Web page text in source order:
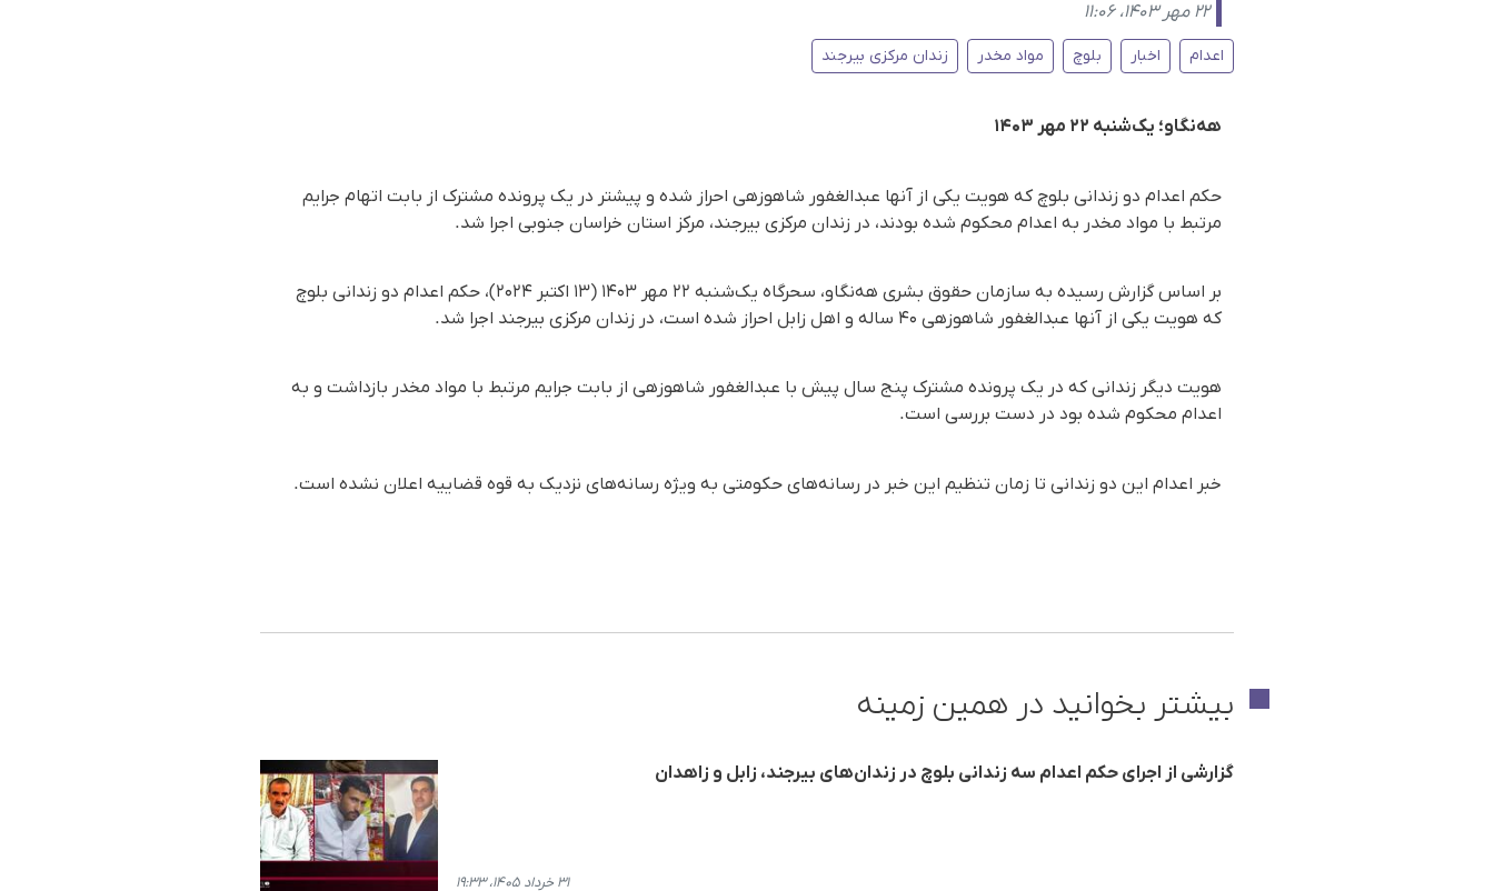
۲۲ مهر ۱۴۰۳، ۱۱:۰۶
اعدام اخبار بلوچ مواد مخدر زندان مرکزی بیرجند
هه‌نگاو؛ یک‌شنبه ۲۲ مهر ۱۴۰۳
حکم اعدام دو زندانی بلوچ که هویت یکی از آنها عبدالغفور شاهوزهی احراز شده و پیشتر در یک پرونده مشترک از بابت اتهام جرایم
مرتبط با مواد مخدر به اعدام محکوم شده بودند، در زندان مرکزی بیرجند، مرکز استان خراسان جنوبی اجرا شد.
بر اساس گزارش رسیده به سازمان حقوق بشری هه‌نگاو، سحرگاه یک‌شنبه ۲۲ مهر ۱۴۰۳ (۱۳ اکتبر ۲۰۲۴)، حکم اعدام دو زندانی بلوچ
که هویت یکی از آنها عبدالغفور شاهوزهی ۴۰ ساله و اهل زابل احراز شده است، در زندان مرکزی بیرجند اجرا شد.
هویت دیگر زندانی که در یک پرونده مشترک پنج سال پیش با عبدالغفور شاهوزهی از بابت جرایم مرتبط با مواد مخدر بازداشت و به
اعدام محکوم شده بود در دست بررسی است.
خبر اعدام این دو زندانی تا زمان تنظیم این خبر در رسانه‌های حکومتی به ویژه رسانه‌های نزدیک به قوه قضاییه اعلان نشده است.
بیشتر بخوانید در همین زمینه
گزارشی از اجرای حکم اعدام سه زندانی بلوچ در زندان‌های بیرجند، زابل و زاهدان
۳۱ خرداد ۱۴۰۵، ۱۹:۳۳